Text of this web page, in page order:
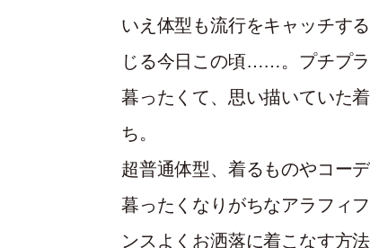
いえ体型も流行をキャッチす
じる今日この頃……。プチプ
暮ったくて、思い描いていた
ち。
超普通体型、着るものやコー
暮ったくなりがちなアラフィ
ンスよくお洒落に着こなす方